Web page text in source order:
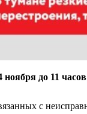
ноября до 11
с